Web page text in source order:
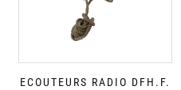
ECOUTEURS RADIO DFH.F.